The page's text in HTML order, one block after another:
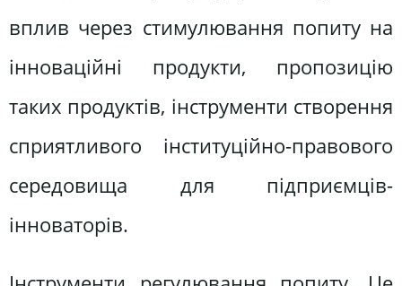
вплив через стимулювання попиту на
інноваційні продукти, пропозицію
таких продуктів, інструменти створення
сприятливого інституційно-правового
середовища для підприємців-
інноваторів.